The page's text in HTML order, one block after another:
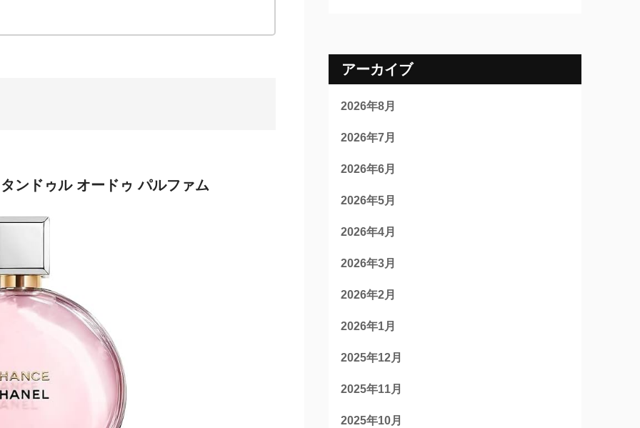
ンドゥル オードゥ パルファム
アーカイブ
2026年8月
2026年7月
2026年6月
2026年5月
2026年4月
2026年3月
2026年2月
2026年1月
2025年12月
2025年11月
2025年10月